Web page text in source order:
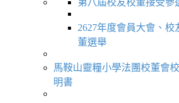
2627年度會員大會、
董選舉
馬鞍山靈糧小學法團校董會
明書